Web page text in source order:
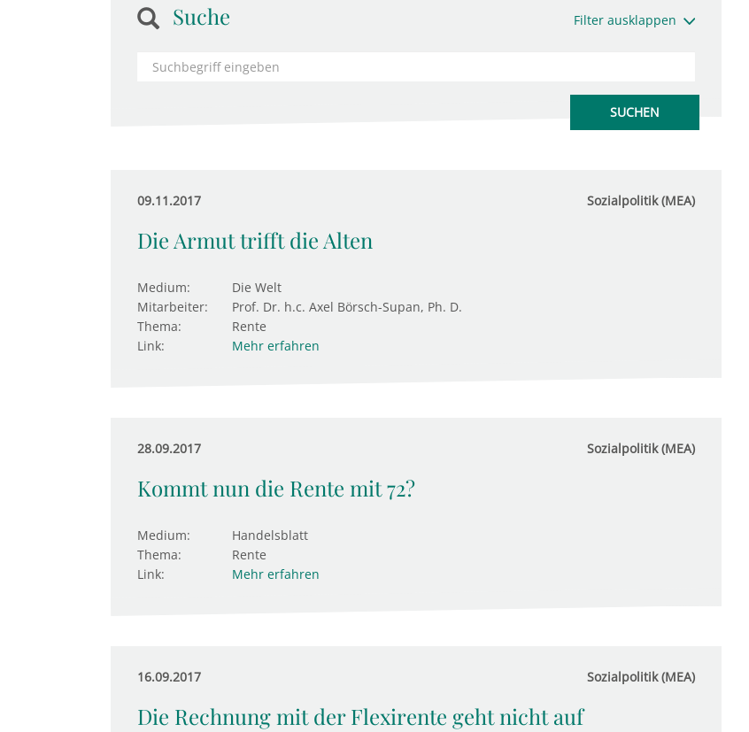
Suche Filter ausklappen
09.11.2017 Sozialpolitik (MEA)
Die Armut trifft die Alten
Medium:
Die Welt
Mitarbeiter:
Prof. Dr. h.c. Axel Börsch-Supan, Ph. D.
Thema:
Rente
Link:
Mehr erfahren
28.09.2017 Sozialpolitik (MEA)
Kommt nun die Rente mit 72?
Medium:
Handelsblatt
Thema:
Rente
Link:
Mehr erfahren
16.09.2017 Sozialpolitik (MEA)
Die Rechnung mit der Flexirente geht nicht auf